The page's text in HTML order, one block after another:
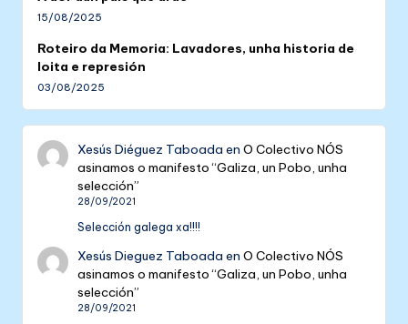
15/08/2025
Roteiro da Memoria: Lavadores, unha historia de
loita e represión
03/08/2025
Xesús Diéguez Taboada enO Colectivo NÓS
asinamos o manifesto “Galiza, un Pobo, unha
selección”
28/09/2021
Selección galega xa!!!!
Xesús Dieguez Taboada enO Colectivo NÓS
asinamos o manifesto “Galiza, un Pobo, unha
selección”
28/09/2021